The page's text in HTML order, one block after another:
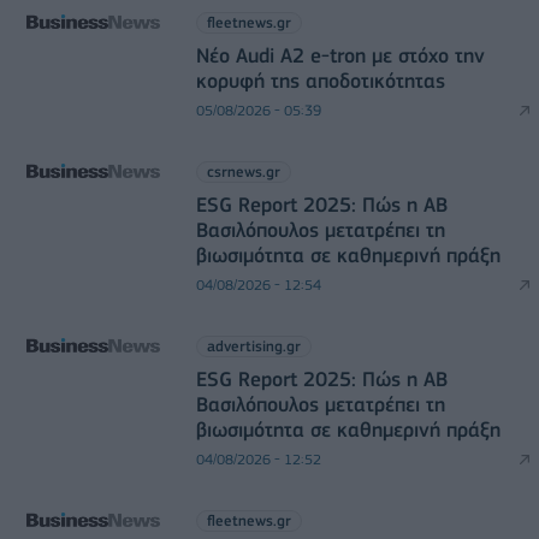
fleetnews.gr
Νέο Audi A2 e-tron με στόχο την
κορυφή της αποδοτικότητας
05/08/2026 - 05:39
csrnews.gr
ESG Report 2025: Πώς η ΑΒ
Βασιλόπουλος μετατρέπει τη
βιωσιμότητα σε καθημερινή πράξη
04/08/2026 - 12:54
advertising.gr
ESG Report 2025: Πώς η ΑΒ
Βασιλόπουλος μετατρέπει τη
βιωσιμότητα σε καθημερινή πράξη
04/08/2026 - 12:52
fleetnews.gr